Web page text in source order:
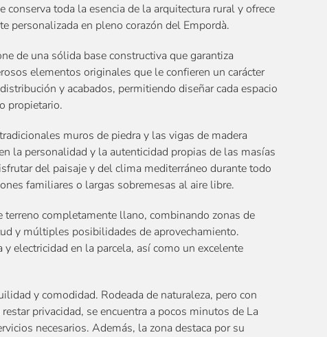
toda la esencia de la arquitectura rural y ofrece
personalizada en pleno corazón del Empordà.
de una sólida base constructiva que garantiza
elementos originales que le confieren un carácter
y acabados, permitiendo diseñar cada espacio
propietario.
muros de piedra y las vigas de madera
la personalidad y la autenticidad propias de las masías
del paisaje y del clima mediterráneo durante todo
familiares o largas sobremesas al aire libre.
terreno completamente llano, combinando zonas de
y múltiples posibilidades de aprovechamiento.
electricidad en la parcela, así como un excelente
y comodidad. Rodeada de naturaleza, pero con
privacidad, se encuentra a pocos minutos de La
necesarios. Además, la zona destaca por su